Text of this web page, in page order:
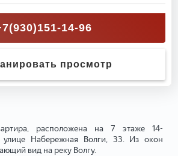
14-96
просмотр
расположена на 7 этаже 14-
Набережная Волги, 33. Из окон
вид на реку Волгу.